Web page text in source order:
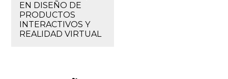
EN DISEÑO DE
PRODUCTOS
INTERACTIVOS Y
REALIDAD VIRTUAL